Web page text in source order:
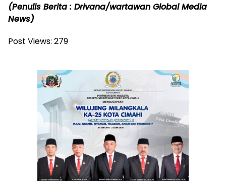
(Penulis Berita : Drivana/wartawan Global Media
News)
Post Views: 279